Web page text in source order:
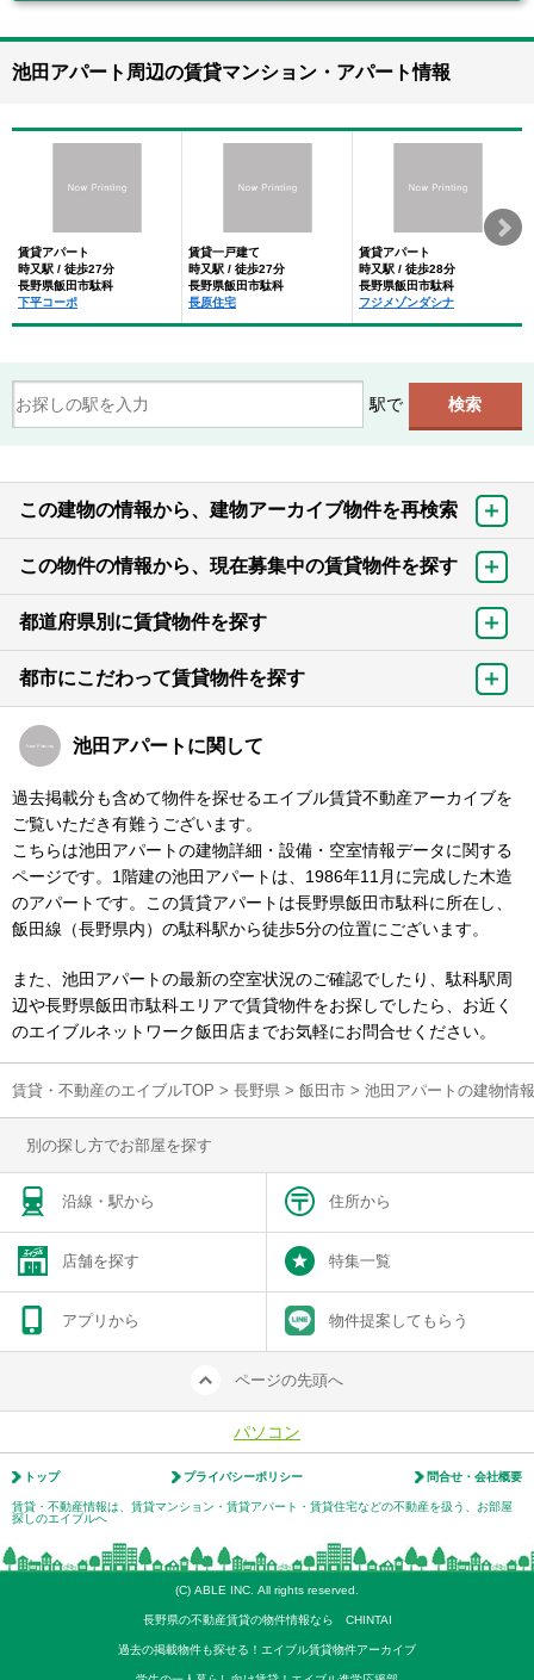
池田アパート周辺の賃貸マンション・アパート情報
賃貸アパート
時又駅 / 徒歩27分
長野県飯田市駄科
下平コーポ
賃貸一戸建て
時又駅 / 徒歩27分
長野県飯田市駄科
長原住宅
賃貸アパート
時又駅 / 徒歩28分
長野県飯田市駄科
フジメゾンダシナ
駅で
この建物の情報から、建物アーカイブ物件を再検索
この物件の情報から、現在募集中の賃貸物件を探す
都道府県別に賃貸物件を探す
都市にこだわって賃貸物件を探す
池田アパートに関して
過去掲載分も含めて物件を探せるエイブル賃貸不動産アーカイブを
ご覧いただき有難うございます。
こちらは池田アパートの建物詳細・設備・空室情報データに関する
ページです。1階建の池田アパートは、1986年11月に完成した木造
のアパートです。この賃貸アパートは長野県飯田市駄科に所在し、
飯田線（長野県内）の駄科駅から徒歩5分の位置にございます。
また、池田アパートの最新の空室状況のご確認でしたり、駄科駅周
辺や長野県飯田市駄科エリアで賃貸物件をお探しでしたら、お近く
のエイブルネットワーク飯田店までお気軽にお問合せください。
賃貸・不動産のエイブルTOP > 長野県 > 飯田市 > 池田アパートの建物情
別の探し方でお部屋を探す
沿線・駅から 住所から
店舗を探す 特集一覧
アプリから 物件提案してもらう
ページの先頭へ
パソコン
トップ プライバシーポリシー 問合せ・会社概要
賃貸・不動産情報は、賃貸マンション・賃貸アパート・賃貸住宅などの不動産を扱う、お部屋
探しのエイブルへ
(C) ABLE INC. All rights reserved.
長野県の不動産賃貸の物件情報なら CHINTAI
過去の掲載物件も探せる！エイブル賃貸物件アーカイブ